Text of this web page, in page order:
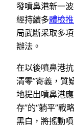
發噴鼻港新一
經持續多體檢
局武斷采取多
辦法。
在以後噴鼻港
清零”寄義，質
地提出噴鼻港
存”的“躺平”戰
黑白，將搖動